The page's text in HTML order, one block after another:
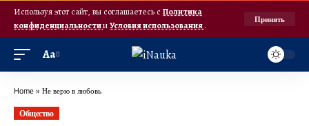
Используя этот сайт, вы соглашаетесь с Политика
конфиденциальностииУсловия использования.
Принять
Аа
Home » Не верю в любовь
Общество